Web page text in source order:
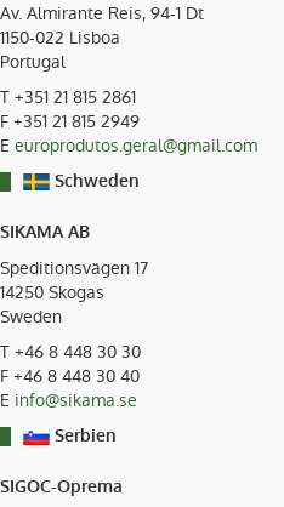
Av. Almirante Reis, 94-1 Dt
1150-022 Lisboa
Portugal
T +351 21 815 2861
F +351 21 815 2949
E europrodutos.geral@gmail.com
Schweden
SIKAMA AB
Speditionsvägen 17
14250 Skogas
Sweden
T +46 8 448 30 30
F +46 8 448 30 40
E info@sikama.se
Serbien
SIGOC-Oprema